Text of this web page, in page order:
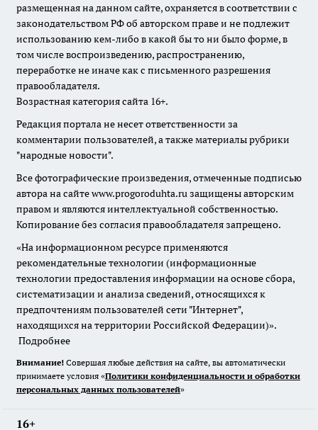
размещенная на данном сайте, охраняется в соответствии с
законодательством РФ об авторском праве и не подлежит
использованию кем-либо в какой бы то ни было форме, в
том числе воспроизведению, распространению,
переработке не иначе как с письменного разрешения
правообладателя.
Возрастная категория сайта 16+.
Редакция портала не несет ответственности за
комментарии пользователей, а также материалы рубрики
"народные новости".
Все фотографические произведения, отмеченные подписью
автора на сайте www.progoroduhta.ru защищены авторским
правом и являются интеллектуальной собственностью.
Копирование без согласия правообладателя запрещено.
«На информационном ресурсе применяются
рекомендательные технологии (информационные
технологии предоставления информации на основе сбора,
систематизации и анализа сведений, относящихся к
предпочтениям пользователей сети "Интернет",
находящихся на территории Российской Федерации)».
Подробнее
Внимание! Совершая любые действия на сайте, вы автоматически
принимаете условия «Политики конфиденциальности и обработки
персональных данных пользователей»
16+